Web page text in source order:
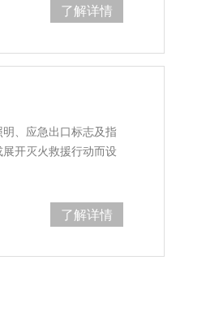
了解详情
、应急出口标志及指
开灭火救援行动而设
了解详情